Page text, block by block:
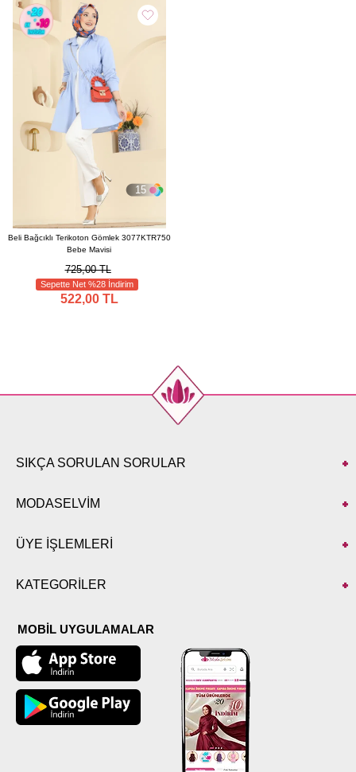
15
Beli Bağcıklı Terikoton Gömlek 3077KTR750
Bebe Mavisi
725,00 TL
Sepette Net %28 İndirim
522,00 TL
SIKÇA SORULAN SORULAR
MODASELVİM
ÜYE İŞLEMLERİ
KATEGORİLER
MOBİL UYGULAMALAR